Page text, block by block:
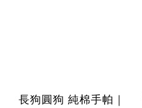
長狗圓狗 純棉手帕｜